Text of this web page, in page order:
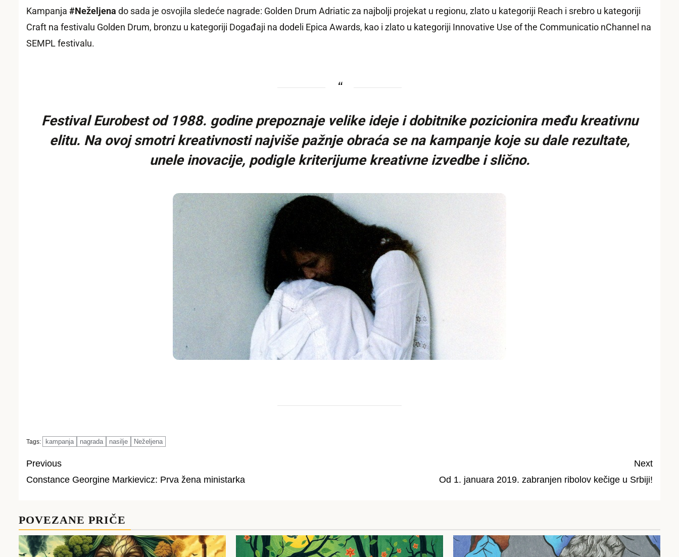
Kampanja #Neželjena do sada je osvojila sledeće nagrade: Golden Drum Adriatic za najbolji projekat u regionu, zlato u kategoriji Reach i srebro u kategoriji
Craft na festivalu Golden Drum, bronzu u kategoriji Događaji na dodeli Epica Awards, kao i zlato u kategoriji Innovative Use of the Communicatio nChannel na
SEMPL festivalu.
Festival Eurobest od 1988. godine prepoznaje velike ideje i dobitnike pozicionira među kreativnu
elitu. Na ovoj smotri kreativnosti najviše pažnje obraća se na kampanje koje su dale rezultate,
unele inovacije, podigle kriterijume kreativne izvedbe i slično.
Tags: kampanja nagrada nasilje Neželjena
Post
Previous
Constance Georgine Markievicz: Prva žena ministarka
Next
Od 1. januara 2019. zabranjen ribolov kečige u Srbiji!
POVEZANE PRIČE